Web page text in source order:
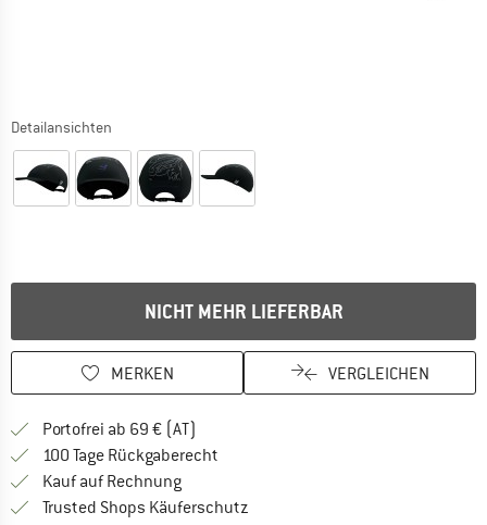
Detailansichten
NICHT MEHR LIEFERBAR
MERKEN VERGLEICHEN
Portofrei ab 69 € (AT)
100 Tage Rückgaberecht
Kauf auf RechnungFinde die Zahlungs-Infos hier! Öffnet
Trusted Shops Käuferschutz